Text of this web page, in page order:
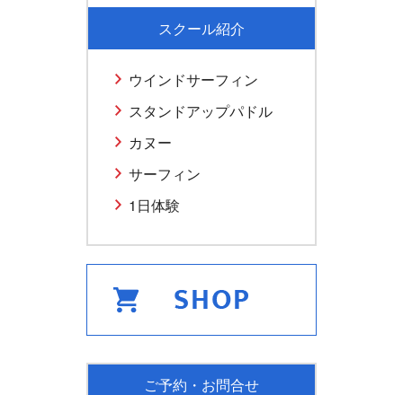
スクール紹介
ウインドサーフィン
スタンドアップパドル
カヌー
サーフィン
1日体験
ご予約・お問合せ